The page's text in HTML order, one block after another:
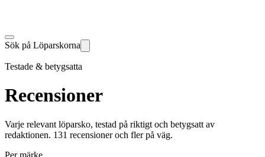
Sök på Löparskorna
Testade & betygsatta
Recensioner
Varje relevant löparsko, testad på riktigt och betygsatt av
redaktionen. 131 recensioner och fler på väg.
Per märke